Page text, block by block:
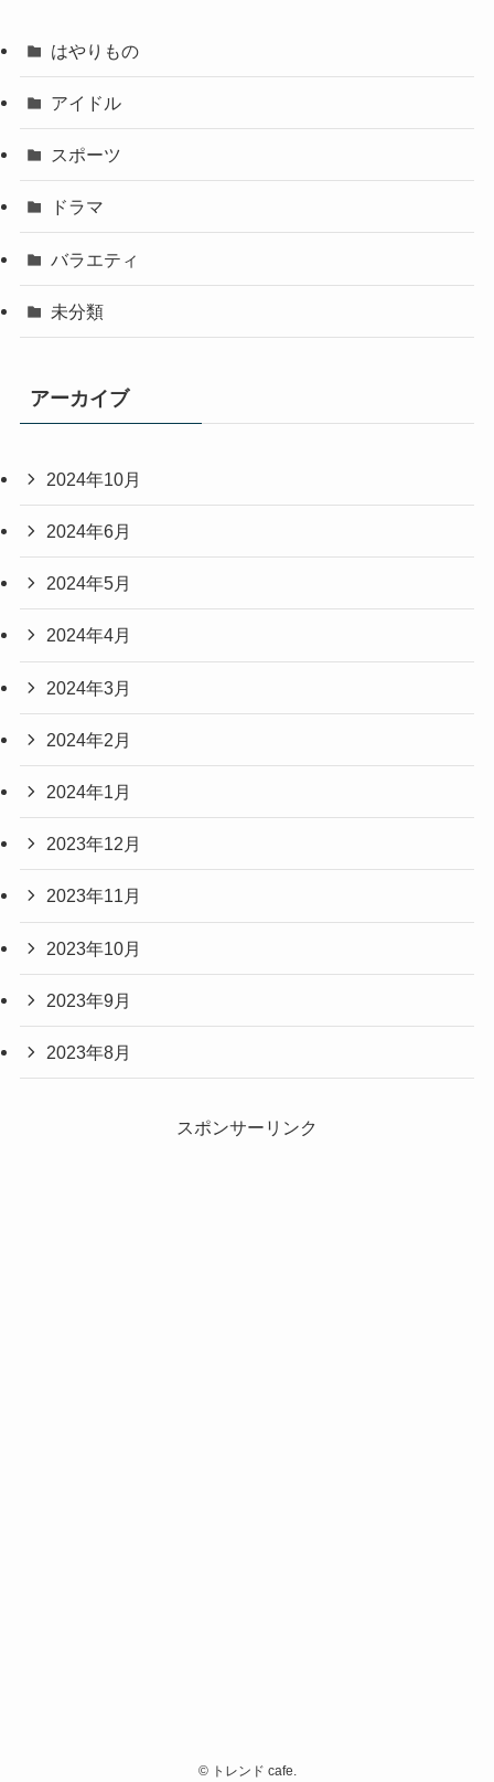
はやりもの
アイドル
スポーツ
ドラマ
バラエティ
未分類
アーカイブ
2024年10月
2024年6月
2024年5月
2024年4月
2024年3月
2024年2月
2024年1月
2023年12月
2023年11月
2023年10月
2023年9月
2023年8月
スポンサーリンク
©トレンド cafe.